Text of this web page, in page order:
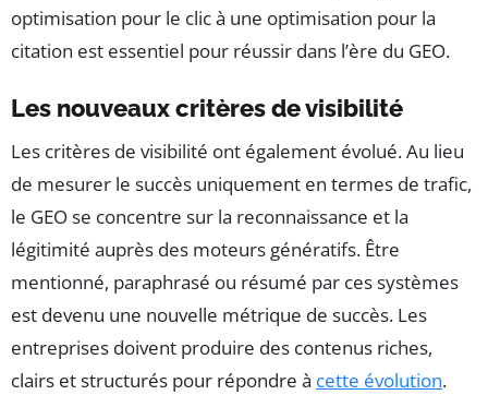
optimisation pour le clic à une optimisation pour la
citation est essentiel pour réussir dans l’ère du GEO.
Les nouveaux critères de visibilité
Les critères de visibilité ont également évolué. Au lieu
de mesurer le succès uniquement en termes de trafic,
le GEO se concentre sur la reconnaissance et la
légitimité auprès des moteurs génératifs. Être
mentionné, paraphrasé ou résumé par ces systèmes
est devenu une nouvelle métrique de succès. Les
entreprises doivent produire des contenus riches,
clairs et structurés pour répondre à cette évolution.